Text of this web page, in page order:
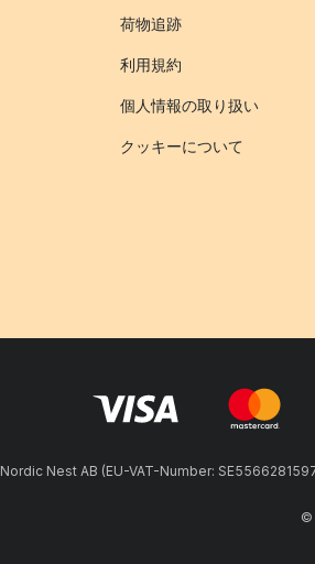
荷物追跡
利用規約
個人情報の取り扱い
クッキーについて
Nordic Nest AB (EU-VAT-Number:
©